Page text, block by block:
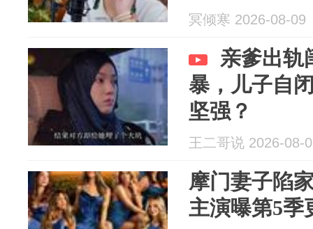
冥倾寒 2026-08-09
亲爹出轨
暴，儿子自
坚强？
王二哥说 2026-08-
摩门妻子陷
主演曝第5季